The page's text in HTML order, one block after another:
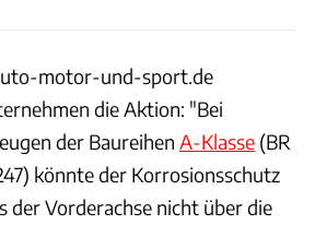
motor-und-sport.de
die Aktion: "Bei
der Baureihen A-Klasse (BR
könnte der Korrosionsschutz
der Vorderachse nicht über die